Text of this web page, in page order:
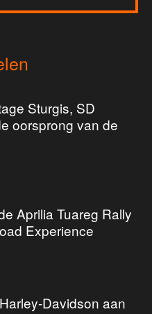
Sturgis, SD
oorsprong van de
Aprilia Tuareg Rally
Experience
Davidson aan